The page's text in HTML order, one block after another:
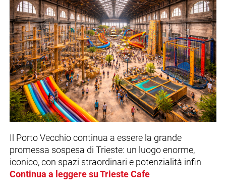
Il Porto Vecchio continua a essere la grande
promessa sospesa di Trieste: un luogo enorme,
iconico, con spazi straordinari e potenzialità infin
Continua a leggere su Trieste Cafe